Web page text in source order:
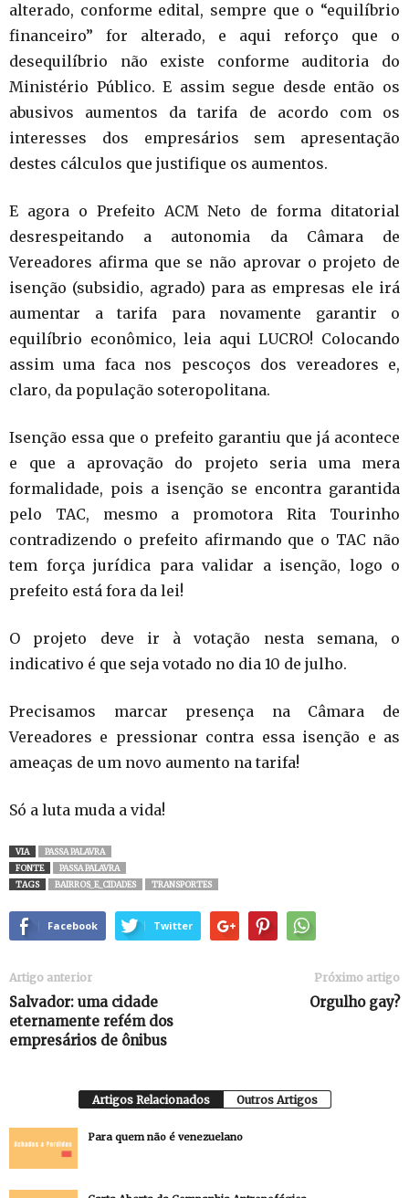
alterado, conforme edital, sempre que o “equilíbrio
financeiro” for alterado, e aqui reforço que o
desequilíbrio não existe conforme auditoria do
Ministério Público. E assim segue desde então os
abusivos aumentos da tarifa de acordo com os
interesses dos empresários sem apresentação
destes cálculos que justifique os aumentos.
E agora o Prefeito ACM Neto de forma ditatorial
desrespeitando a autonomia da Câmara de
Vereadores afirma que se não aprovar o projeto de
isenção (subsidio, agrado) para as empresas ele irá
aumentar a tarifa para novamente garantir o
equilíbrio econômico, leia aqui LUCRO! Colocando
assim uma faca nos pescoços dos vereadores e,
claro, da população soteropolitana.
Isenção essa que o prefeito garantiu que já acontece
e que a aprovação do projeto seria uma mera
formalidade, pois a isenção se encontra garantida
pelo TAC, mesmo a promotora Rita Tourinho
contradizendo o prefeito afirmando que o TAC não
tem força jurídica para validar a isenção, logo o
prefeito está fora da lei!
O projeto deve ir à votação nesta semana, o
indicativo é que seja votado no dia 10 de julho.
Precisamos marcar presença na Câmara de
Vereadores e pressionar contra essa isenção e as
ameaças de um novo aumento na tarifa!
Só a luta muda a vida!
VIA
PASSA PALAVRA
FONTE
PASSA PALAVRA
TAGS
BAIRROS_E_CIDADES TRANSPORTES
Facebook Twitter
Artigo anterior
Salvador: uma cidade
eternamente refém dos
empresários de ônibus
Próximo artigo
Orgulho gay?
Artigos Relacionados Outros Artigos
Para quem não é venezuelano